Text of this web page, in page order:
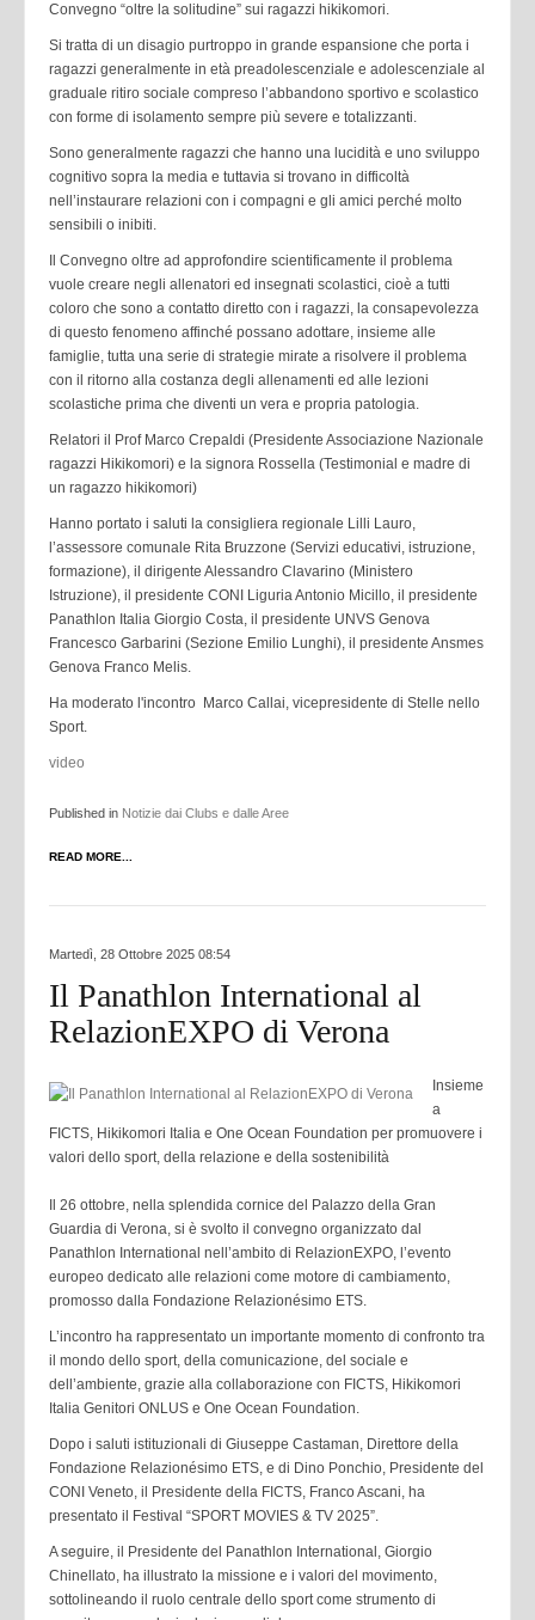
Convegno “oltre la solitudine” sui ragazzi hikikomori.
Si tratta di un disagio purtroppo in grande espansione che porta i
ragazzi generalmente in età preadolescenziale e adolescenziale al
graduale ritiro sociale compreso l’abbandono sportivo e scolastico
con forme di isolamento sempre più severe e totalizzanti.
Sono generalmente ragazzi che hanno una lucidità e uno sviluppo
cognitivo sopra la media e tuttavia si trovano in difficoltà
nell’instaurare relazioni con i compagni e gli amici perché molto
sensibili o inibiti.
Il Convegno oltre ad approfondire scientificamente il problema
vuole creare negli allenatori ed insegnati scolastici, cioè a tutti
coloro che sono a contatto diretto con i ragazzi, la consapevolezza
di questo fenomeno affinché possano adottare, insieme alle
famiglie, tutta una serie di strategie mirate a risolvere il problema
con il ritorno alla costanza degli allenamenti ed alle lezioni
scolastiche prima che diventi un vera e propria patologia.
Relatori il Prof Marco Crepaldi (Presidente Associazione Nazionale
ragazzi Hikikomori) e la signora Rossella (Testimonial e madre di
un ragazzo hikikomori)
Hanno portato i saluti la consigliera regionale Lilli Lauro,
l’assessore comunale Rita Bruzzone (Servizi educativi, istruzione,
formazione), il dirigente Alessandro Clavarino (Ministero
Istruzione), il presidente CONI Liguria Antonio Micillo, il presidente
Panathlon Italia Giorgio Costa, il presidente UNVS Genova
Francesco Garbarini (Sezione Emilio Lunghi), il presidente Ansmes
Genova Franco Melis.
Ha moderato l'incontro Marco Callai, vicepresidente di Stelle nello
Sport.
video
Published in Notizie dai Clubs e dalle Aree
READ MORE...
Martedì, 28 Ottobre 2025 08:54
Il Panathlon International al
RelazionEXPO di Verona
Insieme
a
FICTS, Hikikomori Italia e One Ocean Foundation per promuovere i
valori dello sport, della relazione e della sostenibilità
Il 26 ottobre, nella splendida cornice del Palazzo della Gran
Guardia di Verona, si è svolto il convegno organizzato dal
Panathlon International nell’ambito di RelazionEXPO, l’evento
europeo dedicato alle relazioni come motore di cambiamento,
promosso dalla Fondazione Relazionésimo ETS.
L’incontro ha rappresentato un importante momento di confronto tra
il mondo dello sport, della comunicazione, del sociale e
dell’ambiente, grazie alla collaborazione con FICTS, Hikikomori
Italia Genitori ONLUS e One Ocean Foundation.
Dopo i saluti istituzionali di Giuseppe Castaman, Direttore della
Fondazione Relazionésimo ETS, e di Dino Ponchio, Presidente del
CONI Veneto, il Presidente della FICTS, Franco Ascani, ha
presentato il Festival “SPORT MOVIES & TV 2025”.
A seguire, il Presidente del Panathlon International, Giorgio
Chinellato, ha illustrato la missione e i valori del movimento,
sottolineando il ruolo centrale dello sport come strumento di